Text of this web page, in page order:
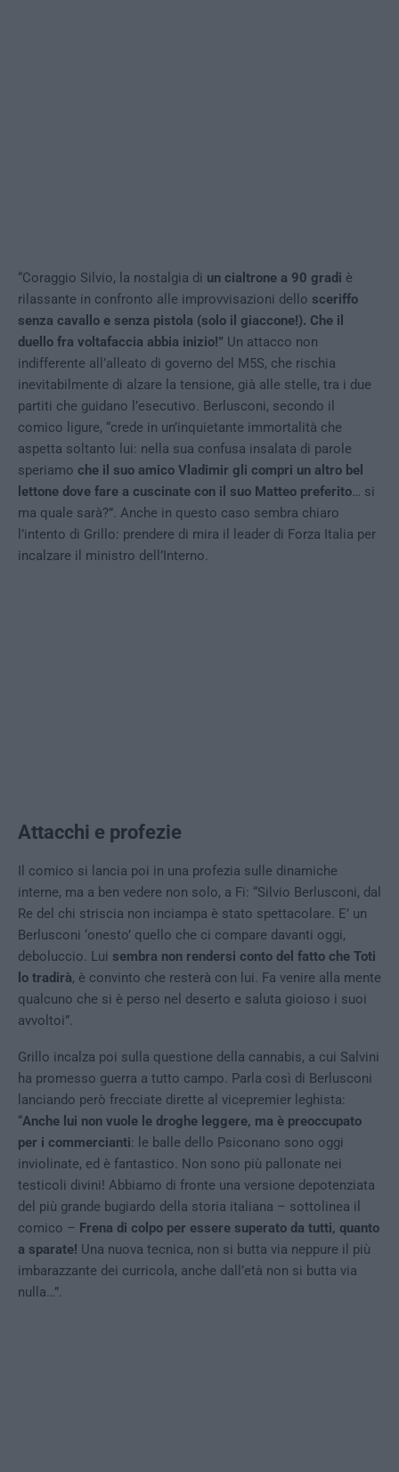
“Coraggio Silvio, la nostalgia di un cialtrone a 90 gradi è
rilassante in confronto alle improvvisazioni dello sceriffo
senza cavallo e senza pistola (solo il giaccone!). Che il
duello fra voltafaccia abbia inizio!” Un attacco non
indifferente all’alleato di governo del M5S, che rischia
inevitabilmente di alzare la tensione, già alle stelle, tra i due
partiti che guidano l’esecutivo. Berlusconi, secondo il
comico ligure, “crede in un’inquietante immortalità che
aspetta soltanto lui: nella sua confusa insalata di parole
speriamo che il suo amico Vladimir gli compri un altro bel
lettone dove fare a cuscinate con il suo Matteo preferito… si
ma quale sarà?”. Anche in questo caso sembra chiaro
l’intento di Grillo: prendere di mira il leader di Forza Italia per
incalzare il ministro dell’Interno.
Attacchi e profezie
Il comico si lancia poi in una profezia sulle dinamiche
interne, ma a ben vedere non solo, a Fi: “Silvio Berlusconi, dal
Re del chi striscia non inciampa è stato spettacolare. E’ un
Berlusconi ‘onesto’ quello che ci compare davanti oggi,
deboluccio. Lui sembra non rendersi conto del fatto che Toti
lo tradirà, è convinto che resterà con lui. Fa venire alla mente
qualcuno che si è perso nel deserto e saluta gioioso i suoi
avvoltoi”.
Grillo incalza poi sulla questione della cannabis, a cui Salvini
ha promesso guerra a tutto campo. Parla così di Berlusconi
lanciando però frecciate dirette al vicepremier leghista:
“Anche lui non vuole le droghe leggere, ma è preoccupato
per i commercianti: le balle dello Psiconano sono oggi
inviolinate, ed è fantastico. Non sono più pallonate nei
testicoli divini! Abbiamo di fronte una versione depotenziata
del più grande bugiardo della storia italiana – sottolinea il
comico – Frena di colpo per essere superato da tutti, quanto
a sparate! Una nuova tecnica, non si butta via neppure il più
imbarazzante dei curricola, anche dall’età non si butta via
nulla…”.